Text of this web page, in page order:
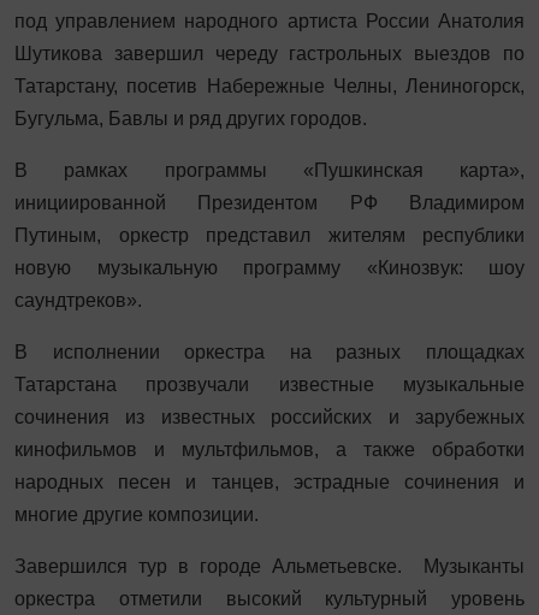
под управлением народного артиста России Анатолия
Шутикова завершил череду гастрольных выездов по
Татарстану, посетив Набережные Челны, Лениногорск,
Бугульма, Бавлы и ряд других городов.
В рамках программы «Пушкинская карта»,
инициированной Президентом РФ Владимиром
Путиным, оркестр представил жителям республики
новую музыкальную программу «Кинозвук: шоу
саундтреков».
В исполнении оркестра на разных площадках
Татарстана прозвучали известные музыкальные
сочинения из известных российских и зарубежных
кинофильмов и мультфильмов, а также обработки
народных песен и танцев, эстрадные сочинения и
многие другие композиции.
Завершился тур в городе Альметьевске. Музыканты
оркестра отметили высокий культурный уровень